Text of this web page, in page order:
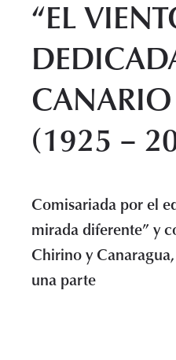
“EL
(1925 –
Comisariada por el
mirada diferente” y
Chirino y
una parte